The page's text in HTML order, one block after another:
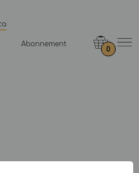
Abonnement
0